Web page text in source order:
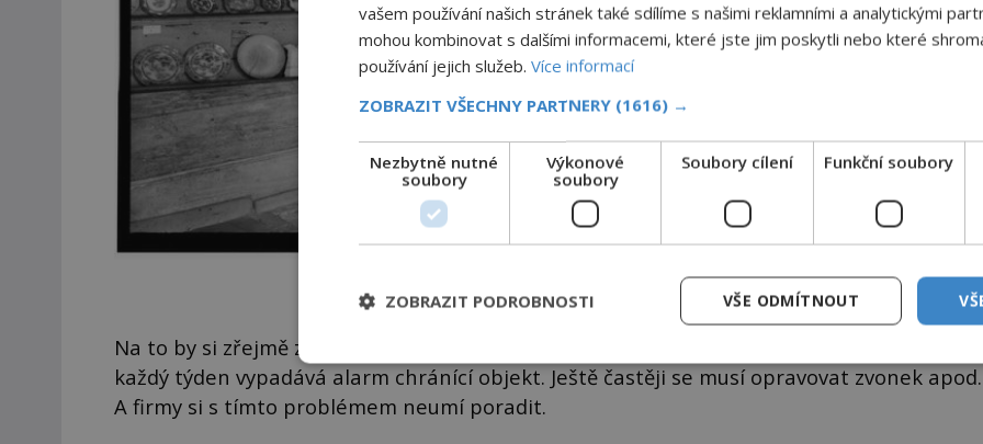
Interiér v době, kdy tu žili jeho majitelé.
Na to by si zřejmě za ta léta zvykl, ale duchové nedají pokoj ani moderní technice. Snad
každý týden vypadává alarm chránící objekt. Ještě častěji se musí opravovat zvonek apod.
A firmy si s tímto problémem neumí poradit.
vašem používání našich stránek také sdílíme s našimi reklamními a analytickými
mohou kombinovat s dalšími informacemi, které jste jim poskytli nebo které
používání jejich služeb. Více informací
ZOBRAZIT VŠECHNY PARTNERY (1616) →
Nezbytně nutné
soubory
Výkonové
soubory
Soubory cílení Funkční soubory
VŠE ODMÍTNOUT
ZOBRAZIT PODROBNOSTI